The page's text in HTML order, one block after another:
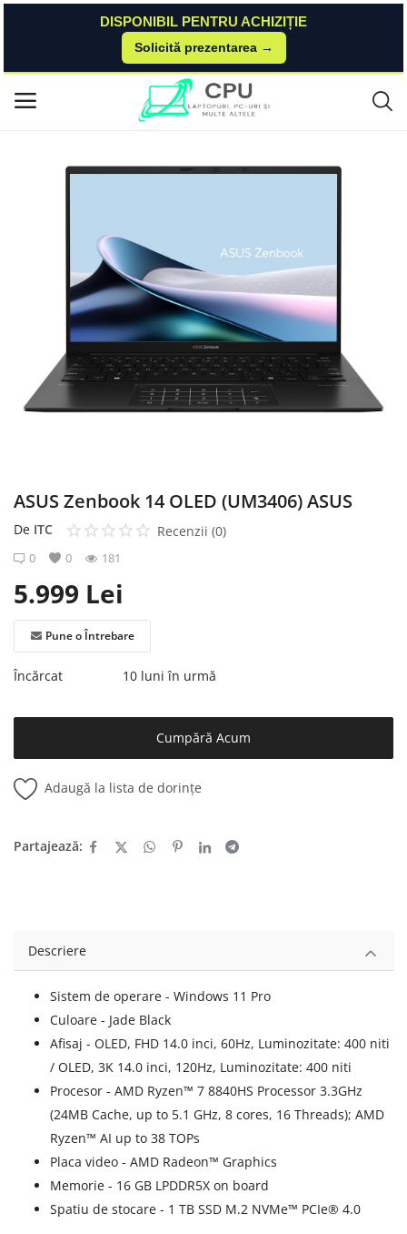
DISPONIBIL PENTRU ACHIZIȚIE
Solicită prezentarea →
Meniu principal
Listă de dorințe
Autentificare
Înregistrare
ASUS Zenbook 14 OLED (UM3406) ASUS
ASUS Zenbook 14 OLED (UM3406) ASUS
De ITC Recenzii (0)
0 0 181
5.999 Lei
Pune o Întrebare
Încărcat 10 luni în urmă
Cumpără Acum
Adaugă la lista de dorințe
Partajează:
Descriere
Sistem de operare - Windows 11 Pro
Culoare - Jade Black
Afisaj - OLED, FHD 14.0 inci, 60Hz, Luminozitate: 400 niti
/ OLED, 3K 14.0 inci, 120Hz, Luminozitate: 400 niti
Procesor - AMD Ryzen™ 7 8840HS Processor 3.3GHz
(24MB Cache, up to 5.1 GHz, 8 cores, 16 Threads); AMD
Ryzen™ AI up to 38 TOPs
Placa video - AMD Radeon™ Graphics
Memorie - 16 GB LPDDR5X on board
Spatiu de stocare - 1 TB SSD M.2 NVMe™ PCIe® 4.0